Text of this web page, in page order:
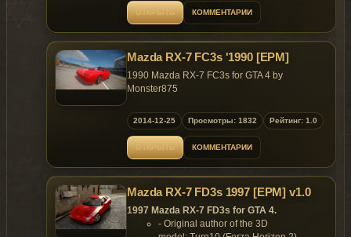
Beta Testing: MasterKontrol (MK) and Aveeux
(Icefluxx)
Release pics by: Aveeux (Icefluxx)
КОММЕНТАРИИ
Mazda RX-7 FC3s '1990 [EPM]
1990 Mazda RX-7 FC3s for GTA 4 by
Monster875
WIP: December 15th 2014 - December 19th
2014
-------------------------
Original author: Turn10
Convertion and scratch stuff by: Monster875
Vehicles and Carcols lines by: Monster875
Engine from: Shift 2 Unleashed
Release pics by: Monster875
2014-12-25 Просмотры: 1832 Рейтинг: 1.0
КОММЕНТАРИИ
Mazda RX-7 FD3s 1997 [EPM] v1.0
1997 Mazda RX-7 FD3s for GTA 4.
- Original author of the 3D